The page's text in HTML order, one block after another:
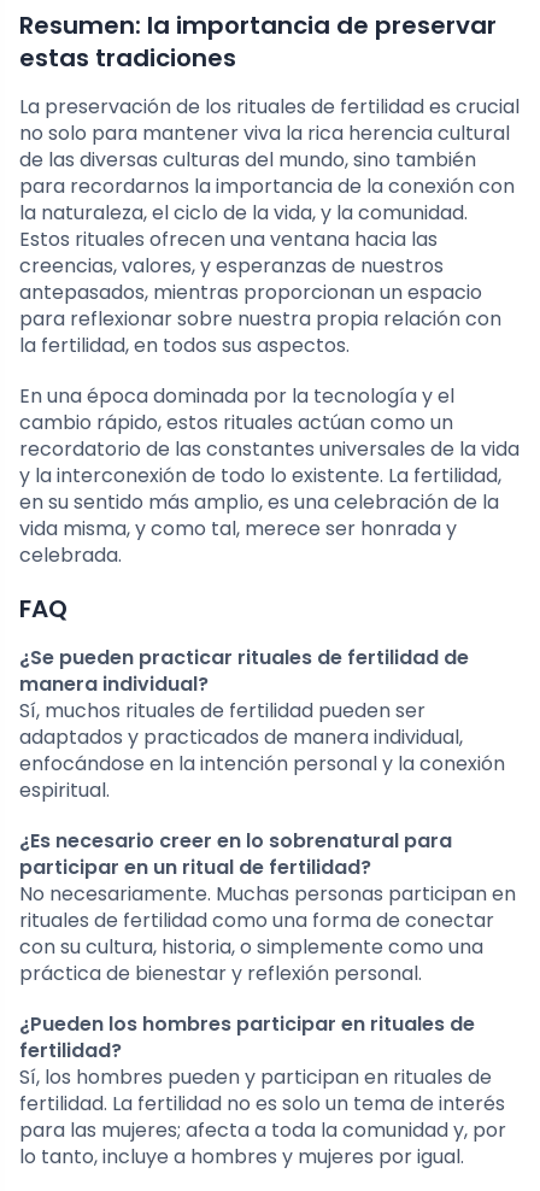
Resumen: la importancia de preservar
estas tradiciones
La preservación de los rituales de fertilidad es crucial
no solo para mantener viva la rica herencia cultural
de las diversas culturas del mundo, sino también
para recordarnos la importancia de la conexión con
la naturaleza, el ciclo de la vida, y la comunidad.
Estos rituales ofrecen una ventana hacia las
creencias, valores, y esperanzas de nuestros
antepasados, mientras proporcionan un espacio
para reflexionar sobre nuestra propia relación con
la fertilidad, en todos sus aspectos.
En una época dominada por la tecnología y el
cambio rápido, estos rituales actúan como un
recordatorio de las constantes universales de la vida
y la interconexión de todo lo existente. La fertilidad,
en su sentido más amplio, es una celebración de la
vida misma, y como tal, merece ser honrada y
celebrada.
FAQ
¿Se pueden practicar rituales de fertilidad de
manera individual?
Sí, muchos rituales de fertilidad pueden ser
adaptados y practicados de manera individual,
enfocándose en la intención personal y la conexión
espiritual.
¿Es necesario creer en lo sobrenatural para
participar en un ritual de fertilidad?
No necesariamente. Muchas personas participan en
rituales de fertilidad como una forma de conectar
con su cultura, historia, o simplemente como una
práctica de bienestar y reflexión personal.
¿Pueden los hombres participar en rituales de
fertilidad?
Sí, los hombres pueden y participan en rituales de
fertilidad. La fertilidad no es solo un tema de interés
para las mujeres; afecta a toda la comunidad y, por
lo tanto, incluye a hombres y mujeres por igual.